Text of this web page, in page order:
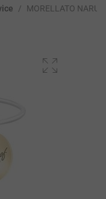
/ MORELLATO